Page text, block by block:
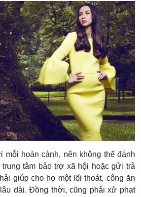
mỗi hoàn cảnh, nên không thể đánh
tâm bảo trợ xã hội hoặc gửi trả
giúp cho họ một lối thoát, công ăn
dài. Đồng thời, cũng phải xử phạt